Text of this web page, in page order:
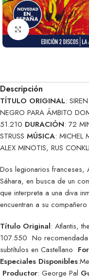
Clic para ampliar
Descripción
TÍTULO ORIGINAL:
NEGRO PARA ÁMBITO
51.210 DURACIÓN: 72
STRUSS MÚSICA: MICHEL
ALEX MINOTIS, RUS
Dos legionarios franceses,
Sáhara, en busca de un
que interpreta a una diva
encuentran a su
Título Original: Atlantis,
107.550 No
subtítulos en Castellano
Especiales Disponibles
Productor: George Pal